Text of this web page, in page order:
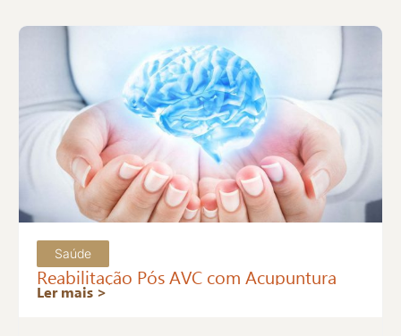
Saúde
Reabilitação Pós AVC com Acupuntura
Ler mais >